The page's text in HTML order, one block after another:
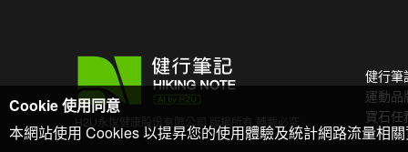
H2U永悅健康股份有限公司 版權所有 轉載必究
健行筆
運動品
寶石任
Cookie 使用同意
本網站使用 Cookies 以提昇您的使用體驗及統計網路流量相